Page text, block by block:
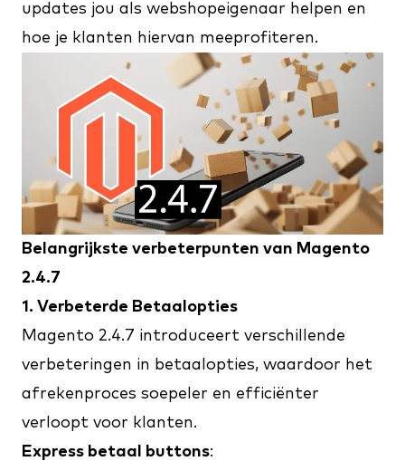
updates jou als webshopeigenaar helpen en
hoe je klanten hiervan meeprofiteren.
Belangrijkste verbeterpunten van Magento
2.4.7
1. Verbeterde Betaalopties
Magento 2.4.7 introduceert verschillende
verbeteringen in betaalopties, waardoor het
afrekenproces soepeler en efficiënter
verloopt voor klanten.
Express betaal buttons: